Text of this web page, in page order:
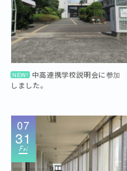
NEW! 中高連携学校説明会に参加
しました。
07
31
Fri